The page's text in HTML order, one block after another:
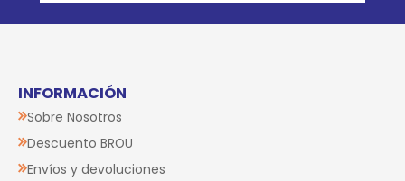
INFORMACIÓN
Sobre Nosotros
Descuento BROU
Envíos y devoluciones